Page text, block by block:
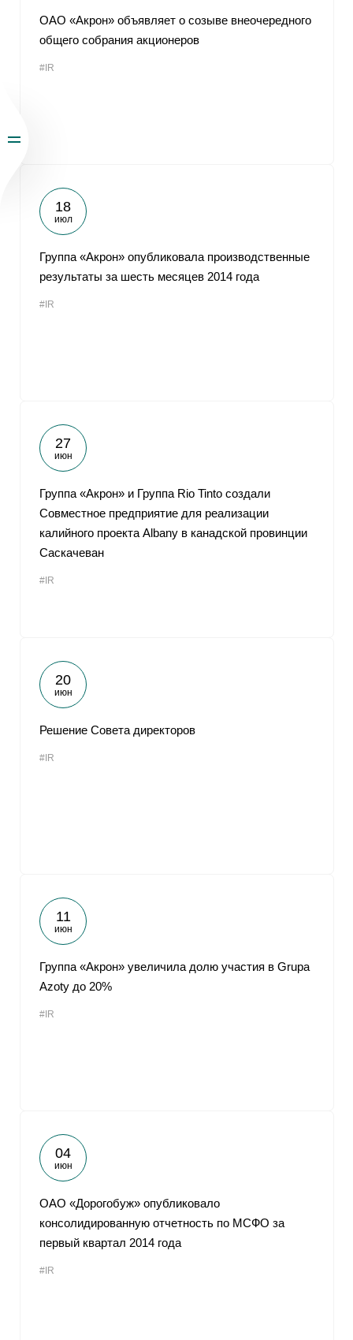
ОАО «Акрон» объявляет о созыве внеочередного
общего собрания акционеров
#IR
18
июл
Группа «Акрон» опубликовала производственные
результаты за шесть месяцев 2014 года
#IR
27
июн
Группа «Акрон» и Группа Rio Tinto создали
Совместное предприятие для реализации
калийного проекта Albany в канадской провинции
Саскачеван
#IR
20
июн
Решение Совета директоров
#IR
11
июн
Группа «Акрон» увеличила долю участия в Grupa
Azoty до 20%
#IR
04
июн
ОАО «Дорогобуж» опубликовало
консолидированную отчетность по МСФО за
первый квартал 2014 года
#IR